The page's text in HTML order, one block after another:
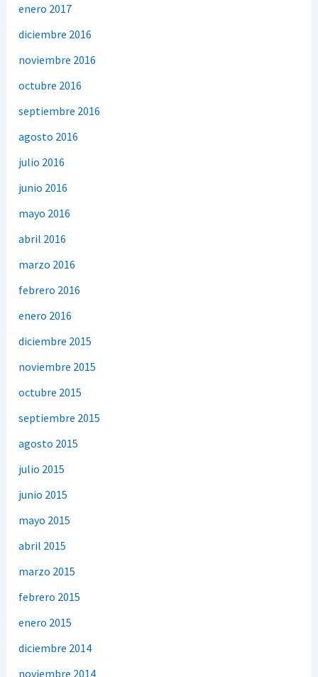
enero 2017
diciembre 2016
noviembre 2016
octubre 2016
septiembre 2016
agosto 2016
julio 2016
junio 2016
mayo 2016
abril 2016
marzo 2016
febrero 2016
enero 2016
diciembre 2015
noviembre 2015
octubre 2015
septiembre 2015
agosto 2015
julio 2015
junio 2015
mayo 2015
abril 2015
marzo 2015
febrero 2015
enero 2015
diciembre 2014
noviembre 2014